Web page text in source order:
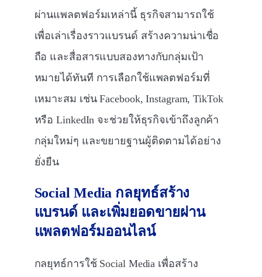
ผ่านแพลตฟอร์มเหล่านี้ ธุรกิจสามารถใช้
เพื่อเล่าเรื่องราวแบรนด์ สร้างความน่าเชื่อ
ถือ และสื่อสารแบบสองทางกับกลุ่มเป้า
หมายได้ทันที การเลือกใช้แพลตฟอร์มที่
เหมาะสม เช่น Facebook, Instagram, TikTok
หรือ LinkedIn จะช่วยให้ธุรกิจเข้าถึงลูกค้า
กลุ่มใหม่ๆ และขยายฐานผู้ติดตามได้อย่าง
ยั่งยืน
Social Media กลยุทธ์สร้าง
แบรนด์ และเพิ่มยอดขายผ่าน
แพลตฟอร์มออนไลน์
กลยุทธ์การใช้ Social Media เพื่อสร้าง